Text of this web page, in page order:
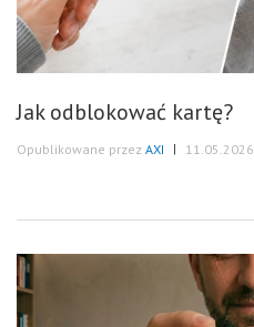
Jak odblokować kartę?
Opublikowane przez AXI | 11.05.2026